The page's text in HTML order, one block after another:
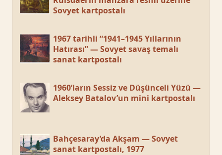
Sovyet kartpostalı
1967 tarihli “1941–1945 Yıllarının
Hatırası” — Sovyet savaş temalı
sanat kartpostalı
1960’ların Sessiz ve Düşünceli Yüzü —
Aleksey Batalov’un mini kartpostalı
Bahçesaray’da Akşam — Sovyet
sanat kartpostalı, 1977